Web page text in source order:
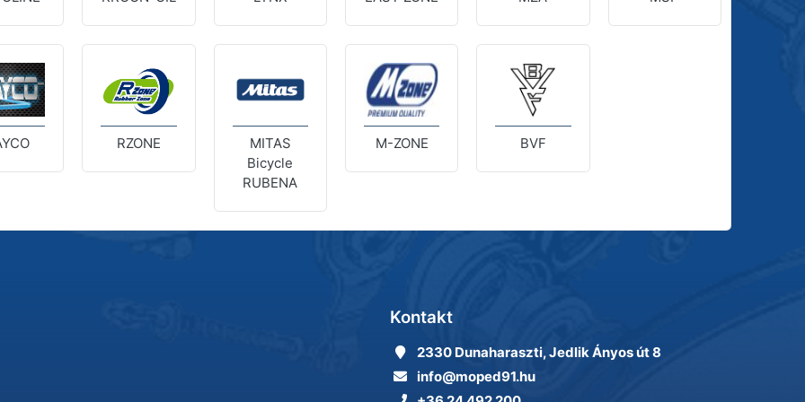
RZONE
MITAS
Bicycle
RUBENA
M-ZONE BVF
Kontakt
2330 Dunaharaszti, Jedlik Ányos út 8
info@moped91.hu